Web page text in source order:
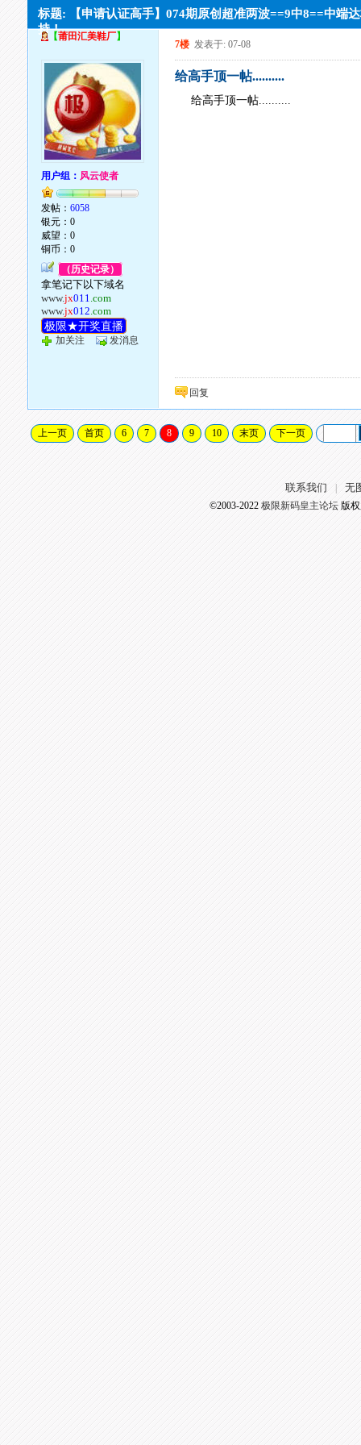
标题: 【申请认证高手】074期原创超准两波==9中8==中端
持！
【莆田汇美鞋厂】
用户组： 风云使者
发帖：6058
银元：0
威望：0
铜币：0
（历史记录）
拿笔记下以下域名
www.jx011.com
www.jx012.com
极限★开奖直播
加关注 发消息
7楼 发表于: 07-08
给高手顶一帖..........
给高手顶一帖..........
回复
上一页 首页 6 7 8 9 10 末页 下一页
联系我们 无
©2003-2022 极限新码皇主论坛版权